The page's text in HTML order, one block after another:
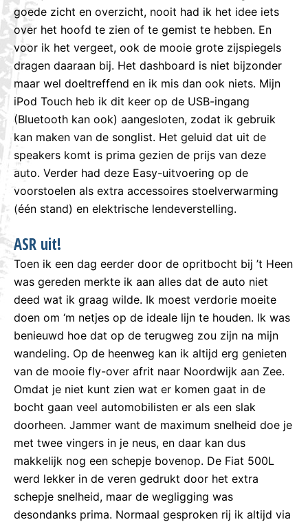
goede zicht en overzicht, nooit had ik het idee iets
over het hoofd te zien of te gemist te hebben. En
voor ik het vergeet, ook de mooie grote zijspiegels
dragen daaraan bij. Het dashboard is niet bijzonder
maar wel doeltreffend en ik mis dan ook niets. Mijn
iPod Touch heb ik dit keer op de USB-ingang
(Bluetooth kan ook) aangesloten, zodat ik gebruik
kan maken van de songlist. Het geluid dat uit de
speakers komt is prima gezien de prijs van deze
auto. Verder had deze Easy-uitvoering op de
voorstoelen als extra accessoires stoelverwarming
(één stand) en elektrische lendeverstelling.
ASR uit!
Toen ik een dag eerder door de opritbocht bij ’t Heen
was gereden merkte ik aan alles dat de auto niet
deed wat ik graag wilde. Ik moest verdorie moeite
doen om ‘m netjes op de ideale lijn te houden. Ik was
benieuwd hoe dat op de terugweg zou zijn na mijn
wandeling. Op de heenweg kan ik altijd erg genieten
van de mooie fly-over afrit naar Noordwijk aan Zee.
Omdat je niet kunt zien wat er komen gaat in de
bocht gaan veel automobilisten er als een slak
doorheen. Jammer want de maximum snelheid doe je
met twee vingers in je neus, en daar kan dus
makkelijk nog een schepje bovenop. De Fiat 500L
werd lekker in de veren gedrukt door het extra
schepje snelheid, maar de wegligging was
desondanks prima. Normaal gesproken rij ik altijd via